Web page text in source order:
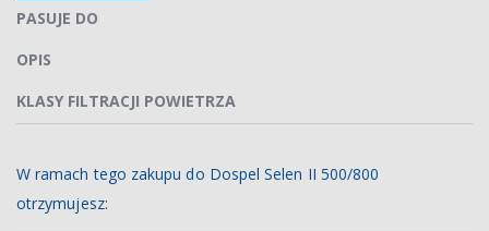
PASUJE DO
OPIS
KLASY FILTRACJI POWIETRZA
W ramach tego zakupu do Dospel Selen II 500/800
otrzymujesz: